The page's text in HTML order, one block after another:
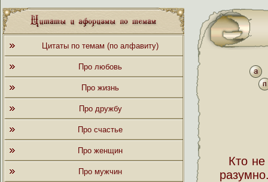
Цитаты по темам (по алфавиту)
Про любовь
Про жизнь
Про дружбу
Про счастье
Про женщин
Про мужчин
Кто